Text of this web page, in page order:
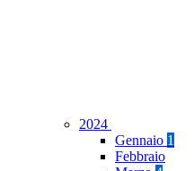
2024
Gennaio 1
Febbraio